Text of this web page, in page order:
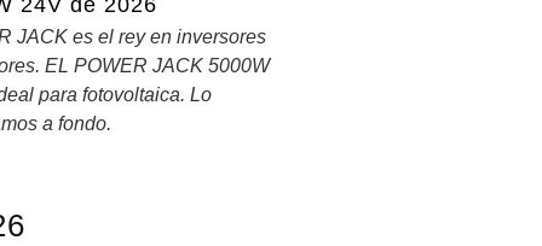
24V de 2026
JACK es el rey en inversores
EL POWER JACK 5000W
para fotovoltaica. Lo
a fondo.